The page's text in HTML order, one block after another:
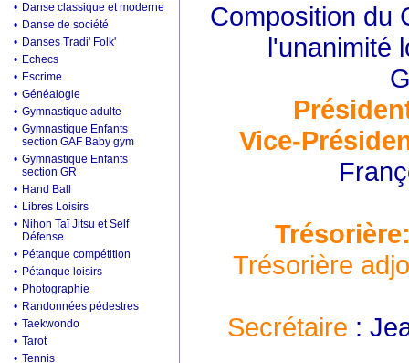
• Danse classique et moderne
• Danse de société
• Danses Tradi' Folk'
• Echecs
• Escrime
• Généalogie
• Gymnastique adulte
• Gymnastique Enfants
section GAF Baby gym
• Gymnastique Enfants
section GR
• Hand Ball
• Libres Loisirs
• Nihon Taï Jitsu et Self
Défense
• Pétanque compétition
• Pétanque loisirs
• Photographie
• Randonnées pédestres
• Taekwondo
• Tarot
• Tennis
Composition du
l'unanimité
Vice-
Trésorière
Secrétaire :